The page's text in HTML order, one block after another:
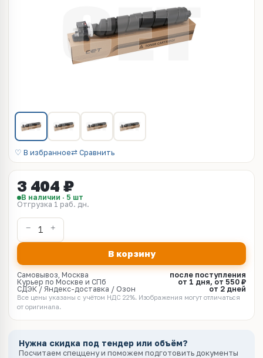
♡ В избранное⇄ Сравнить
3 404 ₽
В наличии · 5 шт
Отгрузка 1 раб. дн.
В корзину
Самовывоз, Москва
после поступления
Курьер по Москве и СПб
от 1 дня, от 550 ₽
СДЭК / Яндекс-доставка / Озон
от 2 дней
Все цены указаны с учётом НДС 22%. Изображения могут отличаться
от оригинала.
Нужна скидка под тендер или объём?
Посчитаем спеццену и поможем подготовить документы